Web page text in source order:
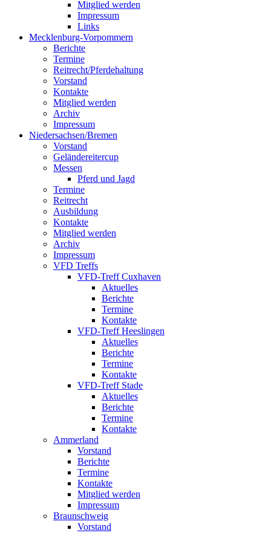
Mitglied werden
Impressum
Links
Mecklenburg-Vorpommern
Berichte
Termine
Reitrecht/Pferdehaltung
Vorstand
Kontakte
Mitglied werden
Archiv
Impressum
Niedersachsen/Bremen
Vorstand
Geländereitercup
Messen
Pferd und Jagd
Termine
Reitrecht
Ausbildung
Kontakte
Mitglied werden
Archiv
Impressum
VFD Treffs
VFD-Treff Cuxhaven
Aktuelles
Berichte
Termine
Kontakte
VFD-Treff Heeslingen
Aktuelles
Berichte
Termine
Kontakte
VFD-Treff Stade
Aktuelles
Berichte
Termine
Kontakte
Ammerland
Vorstand
Berichte
Termine
Kontakte
Mitglied werden
Impressum
Braunschweig
Vorstand